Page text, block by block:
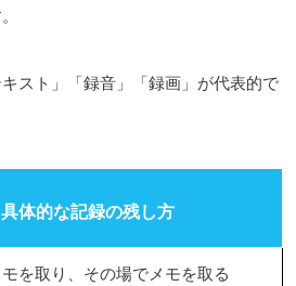
スト」「録音」「録画」が代表的で
具体的な記録の残し方
モを取り、その場でメモを取る